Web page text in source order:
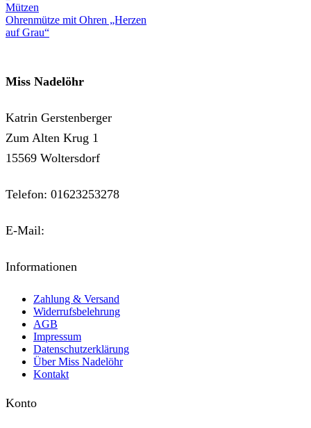
Mützen
Ohrenmütze mit Ohren „Herzen
auf Grau“
Miss Nadelöhr
Katrin Gerstenberger
Zum Alten Krug 1
15569 Woltersdorf
Telefon: 01623253278
E-Mail:
Informationen
Zahlung & Versand
Widerrufsbelehrung
AGB
Impressum
Datenschutzerklärung
Über Miss Nadelöhr
Kontakt
Konto